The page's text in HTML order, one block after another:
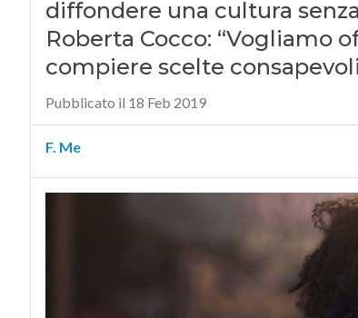
diffondere una cultura
Roberta Cocco: “Vogliamo
compiere scelte
Pubblicato il 18 Feb 2019
F. Me